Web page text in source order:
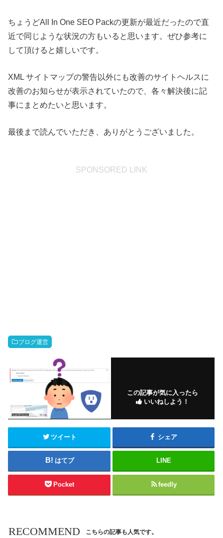
ちょうどAll In One SEO Packの更新が最近だったので直
近で同じような状況の方もいると思います。ぜひ参考に
して頂けると嬉しいです。
XML サイトマップの警告以外にも改善のサイトヘルスに
改善のお知らせが表示されていたので、各々解決後に記
事にまとめたいと思います。
最後まで読んでいただき、ありがとうございました。
SPONSORED LINK
ブログ運営
この記事が気に入ったら
いいねしよう！
ツイート シェア
はてブ LINE
Pocket feedly
RECOMMEND こちらの記事も人気です。